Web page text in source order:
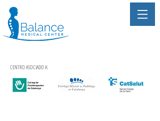
CENTRO ASOCIADO A: